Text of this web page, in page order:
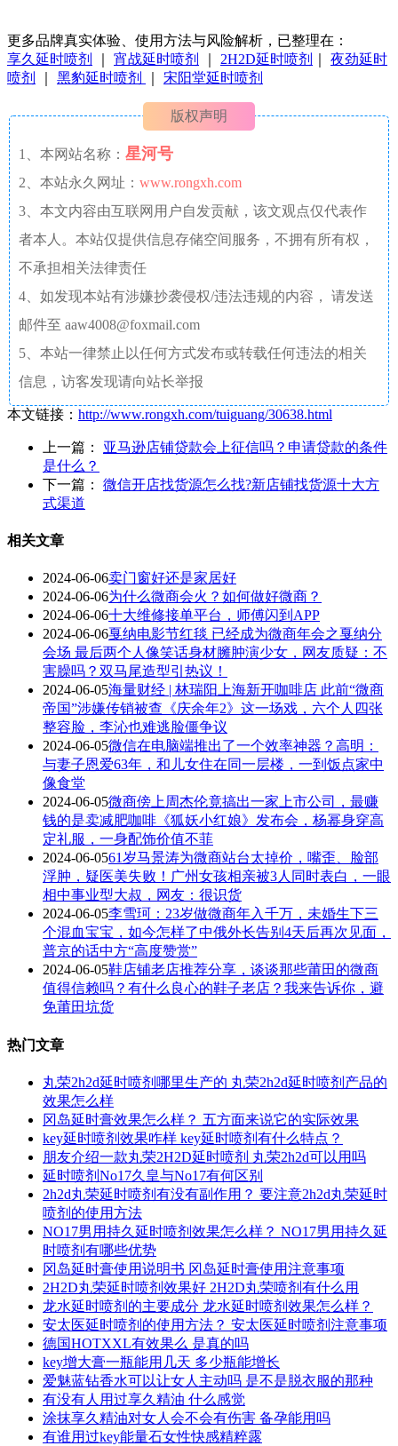
更多品牌真实体验、使用方法与风险解析，已整理在：
享久延时喷剂
宵战延时喷剂 2H2D延时喷剂
夜劲延时
喷剂
黑豹延时喷剂 宋阳堂延时喷剂
版权声明
1、本网站名称： 星河号
2、本站永久网址： www.rongxh.com
3、本文内容由互联网用户自发贡献，该文观点仅代表作
者本人。本站仅提供信息存储空间服务，不拥有所有权，
不承担相关法律责任
4、如发现本站有涉嫌抄袭侵权/违法违规的内容， 请发送
邮件至 aaw4008@foxmail.com
5、本站一律禁止以任何方式发布或转载任何违法的相关
信息，访客发现请向站长举报
本文链接： http://www.rongxh.com/tuiguang/30638.html
上一篇： 亚马逊店铺贷款会上征信吗？申请贷款的条件
是什么？
下一篇： 微信开店找货源怎么找?新店铺找货源十大方
式渠道
相关文章
2024-06-06卖门窗好还是家居好
2024-06-06为什么微商会火？如何做好微商？
2024-06-06十大维修接单平台，师傅闪到APP
2024-06-06戛纳电影节红毯 已经成为微商年会之戛纳分
会场 最后两个人像笑话身材臃肿演少女，网友质疑：不
害臊吗？双马尾造型引热议！
2024-06-05海量财经 | 林瑞阳上海新开咖啡店 此前“微商
帝国”涉嫌传销被查《庆余年2》这一场戏，六个人四张
整容脸，李沁也难逃脸僵争议
2024-06-05微信在电脑端推出了一个效率神器？高明：
与妻子恩爱63年，和儿女住在同一层楼，一到饭点家中
像食堂
2024-06-05微商傍上周杰伦竟搞出一家上市公司，最赚
钱的是卖减肥咖啡《狐妖小红娘》发布会，杨幂身穿高
定礼服，一身配饰价值不菲
2024-06-0561岁马景涛为微商站台太掉价，嘴歪、脸部
浮肿，疑医美失败！广州女孩相亲被3人同时表白，一眼
相中事业型大叔，网友：很识货
2024-06-05李雪珂：23岁做微商年入千万，未婚生下三
个混血宝宝，如今怎样了中俄外长告别4天后再次见面，
普京的话中方“高度赞赏”
2024-06-05鞋店铺老店推荐分享，谈谈那些莆田的微商
值得信赖吗？有什么良心的鞋子老店？我来告诉你，避
免莆田坑货
热门文章
丸荣2h2d延时喷剂哪里生产的 丸荣2h2d延时喷剂产品的
效果怎么样
冈岛延时膏效果怎么样？ 五方面来说它的实际效果
key延时喷剂效果咋样 key延时喷剂有什么特点？
朋友介绍一款丸荣2H2D延时喷剂 丸荣2h2d可以用吗
延时喷剂No17久皇与No17有何区别
2h2d丸荣延时喷剂有没有副作用？ 要注意2h2d丸荣延时
喷剂的使用方法
NO17男用持久延时喷剂效果怎么样？ NO17男用持久延
时喷剂有哪些优势
冈岛延时膏使用说明书 冈岛延时膏使用注意事项
2H2D丸荣延时喷剂效果好 2H2D丸荣喷剂有什么用
龙水延时喷剂的主要成分 龙水延时喷剂效果怎么样？
安太医延时喷剂的使用方法？ 安太医延时喷剂注意事项
德国HOTXXL有效果么 是真的吗
key增大膏一瓶能用几天 多少瓶能增长
爱魅蓝钻香水可以让女人主动吗 是不是脱衣服的那种
有没有人用过享久精油 什么感觉
涂抹享久精油对女人会不会有伤害 备孕能用吗
有谁用过key能量石女性快感精粹露